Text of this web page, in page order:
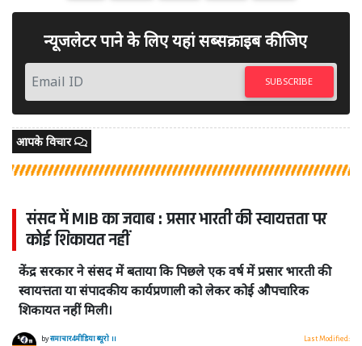
न्यूजलेटर पाने के लिए यहां सब्सक्राइब कीजिए
SUBSCRIBE
आपके विचार
संसद में MIB का जवाब : प्रसार भारती की स्वायत्तता पर
कोई शिकायत नहीं
केंद्र सरकार ने संसद में बताया कि पिछले एक वर्ष में प्रसार भारती की
स्वायत्तता या संपादकीय कार्यप्रणाली को लेकर कोई औपचारिक
शिकायत नहीं मिली।
byसमाचार4मीडिया ब्यूरो ।।
Last Modified: